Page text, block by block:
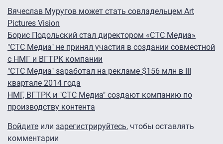
Вячеслав Муругов может стать совладельцем Art
Pictures Vision
Борис Подольский стал директором «СТС Медиа»
"СТС Медиа" не принял участия в создании совместной
с НМГ и ВГТРК компании
"СТС Медиа" заработал на рекламе $156 млн в III
квартале 2014 года
НМГ, ВГТРК и "СТС Медиа" создают компанию по
производству контента
Войдите или зарегистрируйтесь, чтобы оставлять
комментарии